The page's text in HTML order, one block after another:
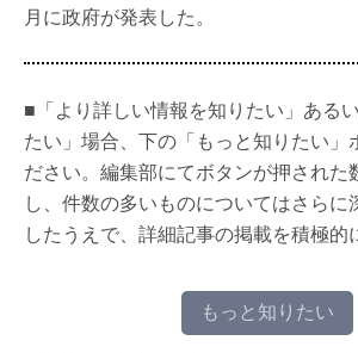
月に政府が発表した。
■「より詳しい情報を知りたい」ある
たい」場合、下の「もっと知りたい」
ださい。編集部にてボタンが押された
し、件数の多いものについてはさらに
したうえで、詳細記事の掲載を積極的
もっと知りたい